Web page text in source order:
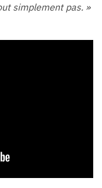
simplement pas. »